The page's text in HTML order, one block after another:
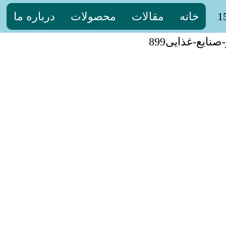
خانه مقالات محصولات درباره ما
غذایی899